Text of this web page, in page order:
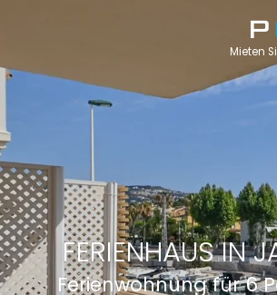
FERIENHAUS IN
Ferienwohnung für 6
Mieten